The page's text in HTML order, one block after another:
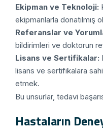
Ekipman ve Teknoloji:
ekipmanlarla donatılmış
Referanslar ve
bildirimleri ve doktorun
Lisans ve Sertifikalar:
lisans ve sertifikalara
etmek.
Bu unsurlar, tedavi
Hastaların